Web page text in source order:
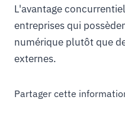
L'avantage
entreprises qui
numérique plutôt que
externes.
Partager cette